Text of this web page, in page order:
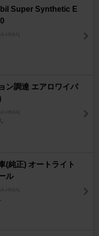
Super Synthetic E
H59A]
ン調達 エアロワイパ
H59A]
(純正) オートライト
ル
H59A]